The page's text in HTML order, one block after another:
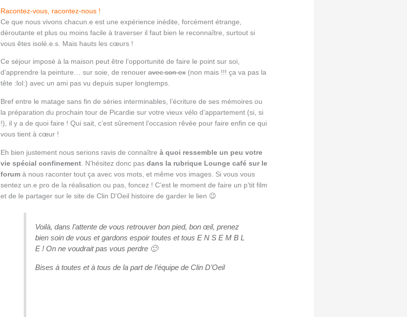
Racontez-vous, racontez-nous !
Ce que nous vivons chacun.e est une expérience inédite, forcément étrange,
déroutante et plus ou moins facile à traverser il faut bien le reconnaître, surtout si
vous êtes isolé.e.s. Mais hauts les cœurs !
Ce séjour imposé à la maison peut être l’opportunité de faire le point sur soi,
d’apprendre la peinture… sur soie, de renoueravec son ex(non mais !!! ça va pas la
tête :lol:) avec un ami pas vu depuis super longtemps.
Bref entre le matage sans fin de séries interminables, l’écriture de ses mémoires ou
la préparation du prochain tour de Picardie sur votre vieux vélo d’appartement (si, si
!), il y a de quoi faire ! Qui sait, c’est sûrement l’occasion rêvée pour faire enfin ce qui
vous tient à cœur !
Eh bien justement nous serions ravis de connaîtreà quoi ressemble un peu votre
vie spécial confinement . N’hésitez donc pasdans la rubrique Lounge café sur le
forum à nous raconter tout ça avec vos mots, et même vos images. Si vous vous
sentez un.e pro de la réalisation ou pas, foncez ! C’est le moment de faire un p’tit film
et de le partager sur le site de Clin D’Oeil histoire de garder le lien 😉
Voilà, dans l’attente de vous retrouver bon pied, bon œil, prenez
bien soin de vous et gardons espoir toutes et tous E N S E M B L
E ! On ne voudrait pas vous perdre 🙂
Bises à toutes et à tous de la part de l’équipe de Clin D’Oeil